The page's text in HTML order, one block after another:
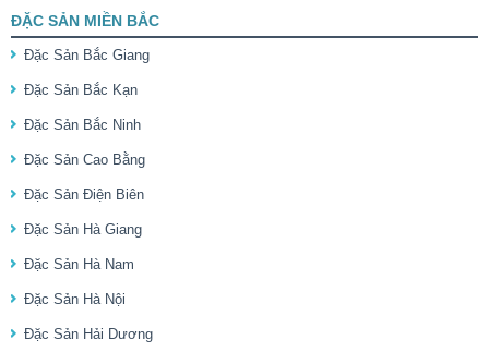
ĐẶC SẢN MIỀN BẮC
Đặc Sản Bắc Giang
Đặc Sản Bắc Kạn
Đặc Sản Bắc Ninh
Đặc Sản Cao Bằng
Đặc Sản Điện Biên
Đặc Sản Hà Giang
Đặc Sản Hà Nam
Đặc Sản Hà Nội
Đặc Sản Hải Dương